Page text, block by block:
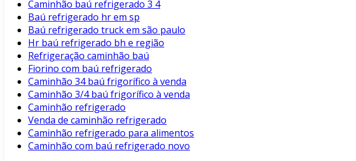
Caminhão baú refrigerado 3 4
Baú refrigerado hr em sp
Baú refrigerado truck em são paulo
Hr baú refrigerado bh e região
Refrigeração caminhão baú
Fiorino com baú refrigerado
Caminhão 34 baú frigorífico à venda
Caminhão 3/4 baú frigorífico à venda
Caminhão refrigerado
Venda de caminhão refrigerado
Caminhão refrigerado para alimentos
Caminhão com baú refrigerado novo